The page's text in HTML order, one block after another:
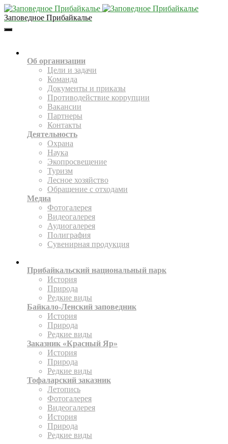
Заповедное Прибайкалье
Toggle
Об организации
Цели и задачи
Команда
Документы и приказы
Противодействие коррупции
Вакансии
Партнеры
Контакты
Деятельность
Охрана
Наука
Экопросвещение
Туризм
Лесное хозяйство
Обращение с отходами
Медиа
Фотогалерея
Видеогалерея
Аудиогалерея
Полиграфия
Сувенирная продукция
Прибайкальский национальный парк
История
Природа
Редкие виды
Байкало-Ленский заповедник
История
Природа
Редкие виды
Заказник «Красный Яр»
История
Природа
Редкие виды
Тофаларский заказник
Летопись
Фотогалерея
Видеогалерея
История
Природа
Редкие виды